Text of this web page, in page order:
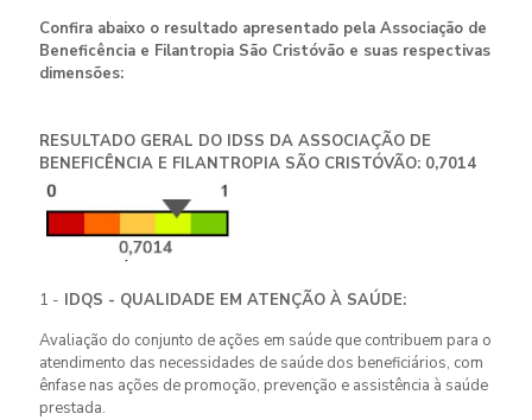
Confira abaixo o resultado apresentado pela Associação de
Beneficência e Filantropia São Cristóvão e suas respectivas
dimensões:
RESULTADO GERAL DO IDSS DA ASSOCIAÇÃO DE
BENEFICÊNCIA E FILANTROPIA SÃO CRISTÓVÃO: 0,7014
1 - IDQS - QUALIDADE EM ATENÇÃO À SAÚDE:
Avaliação do conjunto de ações em saúde que contribuem para o
atendimento das necessidades de saúde dos beneficiários, com
ênfase nas ações de promoção, prevenção e assistência à saúde
prestada.